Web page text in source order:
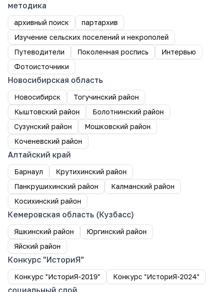
методика
архивный поиск
партархив
Изучение сельских поселений и некрополей
Путеводители
Поколенная роспись
Интервью
Фотоисточники
Новосибирская область
Новосибирск
Тогучинский район
Кыштовский район
Болотнинский район
Сузунский район
Мошковский район
Коченевский район
Алтайский край
Барнаул
Крутихинский район
Панкрушихинский район
Калманский район
Косихинский район
Кемеровская область (Кузбасс)
Яшкинский район
Юргинский район
Яйский район
Конкурс "ИсториЯ"
Конкурс "ИсториЯ-2019" Конкурс "ИсториЯ-2024"
социальный слой